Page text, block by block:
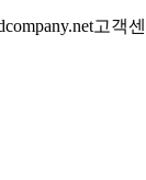
고객